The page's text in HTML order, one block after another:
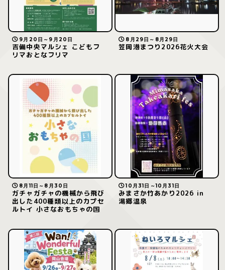
9月20日～9月20日
吉備中央マルシェ こどもフ
リマおとなフリマ
8月29日～8月29日
笠岡港まつり2026花火大会
8月11日～8月30日
ガチャガチャの機械から飛び
出した400種類以上のカプセ
ルトイ 小さなおもちゃの国
10月31日～10月31日
みまさか竹あかり2026 in
湯郷温泉